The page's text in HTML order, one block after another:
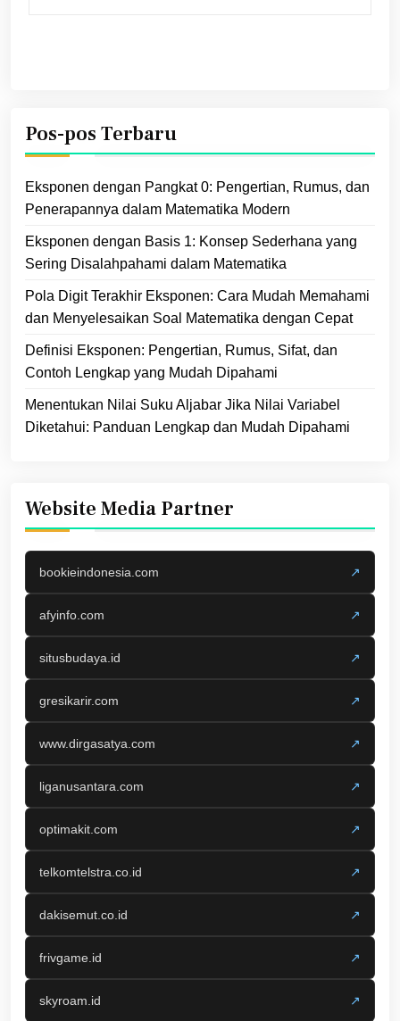
Pos-pos Terbaru
Eksponen dengan Pangkat 0: Pengertian, Rumus, dan
Penerapannya dalam Matematika Modern
Eksponen dengan Basis 1: Konsep Sederhana yang
Sering Disalahpahami dalam Matematika
Pola Digit Terakhir Eksponen: Cara Mudah Memahami
dan Menyelesaikan Soal Matematika dengan Cepat
Definisi Eksponen: Pengertian, Rumus, Sifat, dan
Contoh Lengkap yang Mudah Dipahami
Menentukan Nilai Suku Aljabar Jika Nilai Variabel
Diketahui: Panduan Lengkap dan Mudah Dipahami
Website Media Partner
bookieindonesia.com ↗
afyinfo.com ↗
situsbudaya.id ↗
gresikarir.com ↗
www.dirgasatya.com ↗
liganusantara.com ↗
optimakit.com ↗
telkomtelstra.co.id ↗
dakisemut.co.id ↗
frivgame.id ↗
skyroam.id ↗